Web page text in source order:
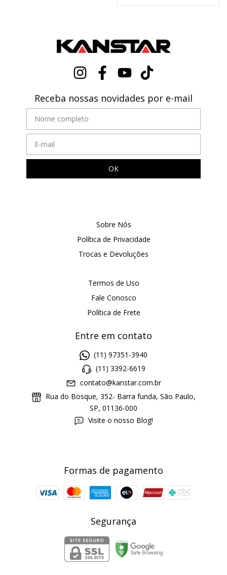
Receba nossas novidades por e-mail
Sobre Nós
Política de Privacidade
Trocas e Devoluções
Termos de Uso
Fale Conosco
Política de Frete
Entre em contato
(11) 97351-3940
(11) 3392-6619
contato@kanstar.com.br
Rua do Bosque, 352- Barra funda, São Paulo,
SP, 01136-000
Visite o nosso Blog!
Formas de pagamento
Segurança